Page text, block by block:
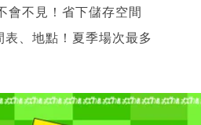
會不見！省下儲存空間
、地點！夏季場次最多